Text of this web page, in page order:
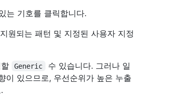
는 기호를 클릭합니다.
원되는 패턴 및 지정된 사용자 지정
Generic
수 있습니다. 그러나 일
이 있으므로, 우선순위가 높은 누출